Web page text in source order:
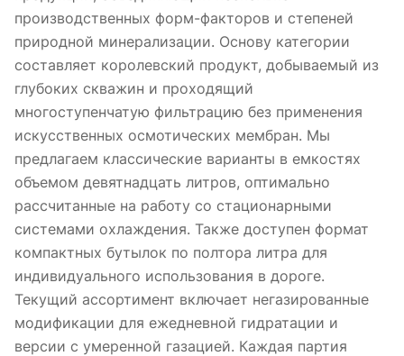
производственных форм-факторов и степеней
природной минерализации. Основу категории
составляет королевский продукт, добываемый из
глубоких скважин и проходящий
многоступенчатую фильтрацию без применения
искусственных осмотических мембран. Мы
предлагаем классические варианты в емкостях
объемом девятнадцать литров, оптимально
рассчитанные на работу со стационарными
системами охлаждения. Также доступен формат
компактных бутылок по полтора литра для
индивидуального использования в дороге.
Текущий ассортимент включает негазированные
модификации для ежедневной гидратации и
версии с умеренной газацией. Каждая партия